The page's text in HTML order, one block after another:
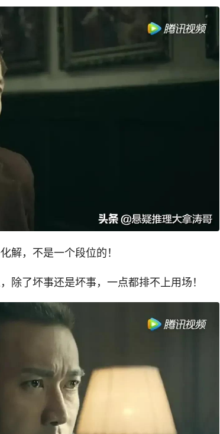
解，不是一个段位的！
除了坏事还是坏事，一点都排不上用场！